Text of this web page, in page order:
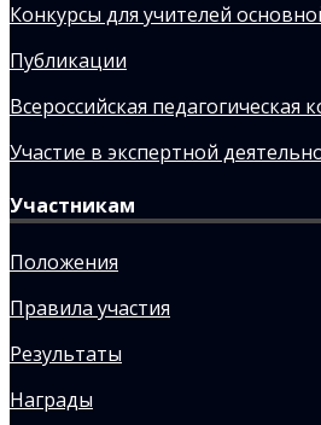
Конкурсы для учителей
Публикации
Всероссийская педагогическая
Участие в экспертной
Участникам
Положения
Правила участия
Результаты
Награды